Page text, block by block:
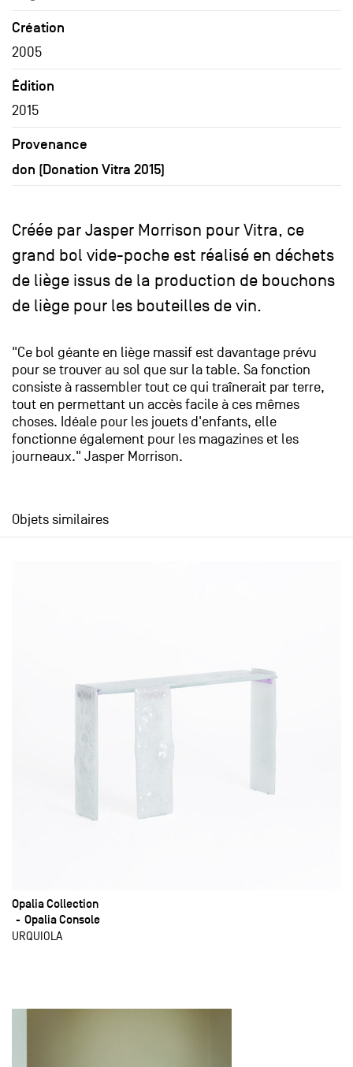
Création
2005
Édition
2015
Provenance
don (Donation Vitra 2015)
Créée par Jasper Morrison pour Vitra, ce
grand bol vide-poche est réalisé en déchets
de liège issus de la production de bouchons
de liège pour les bouteilles de vin.
"Ce bol géante en liège massif est davantage prévu
pour se trouver au sol que sur la table. Sa fonction
consiste à rassembler tout ce qui traînerait par terre,
tout en permettant un accès facile à ces mêmes
choses. Idéale pour les jouets d'enfants, elle
fonctionne également pour les magazines et les
journeaux." Jasper Morrison.
Objets similaires
Opalia Collection
Opalia Console
URQUIOLA